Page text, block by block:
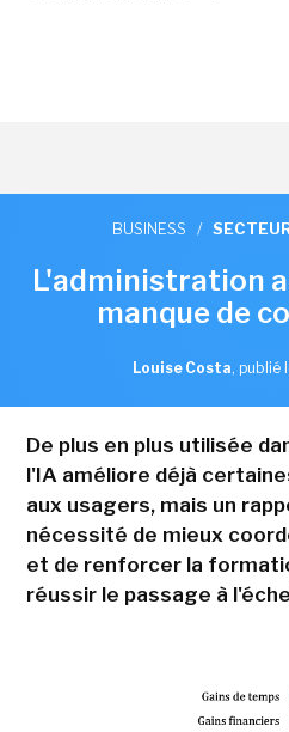
BUSINESS /
L'administration
manque de
Louise Costa, publié
De plus en plus utilisée
l'IA améliore déjà
aux usagers, mais un
nécessité de mieux
et de renforcer la
réussir le passage à